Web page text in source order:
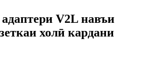
V2L навъи
холӣ кардани